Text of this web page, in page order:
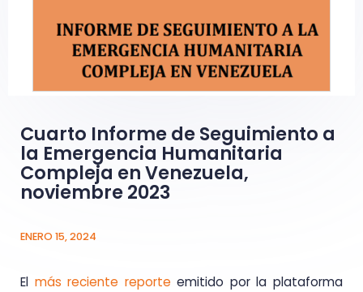
Cuarto Informe de Seguimiento a
la Emergencia Humanitaria
Compleja en Venezuela,
noviembre 2023
ENERO 15, 2024
El más reciente reporte emitido por la plataforma